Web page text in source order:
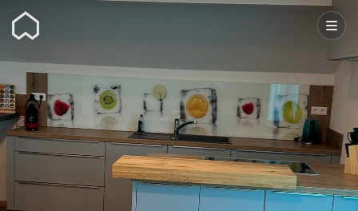
Wunderflats